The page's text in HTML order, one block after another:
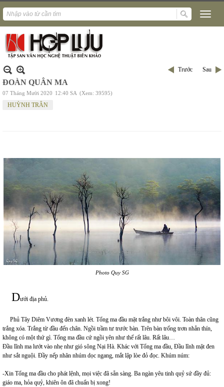
Trước Sau
ĐOÀN QUÂN MA
07 Tháng Mười 2020 12:40 SA (Xem: 39595)
HUỲNH TRÂN
Photo Quy SG
Dưới địa phủ.
Phủ Tây Diêm Vương đèn xanh lét. Tổng ma đầu mặt trắng như bôi vôi. Toàn thân cũng
trắng xóa. Trắng từ đầu đến chân. Ngồi trầm tư trước bàn. Trên bàn trống trơn nhẵn thín,
không có một thứ gì. Tổng ma đầu cứ ngồi yên như thế rất lâu. Rất lâu…
Đầu lĩnh ma lướt vào nhẹ như gió sông Nại Hà. Khác với Tổng ma đầu, Đầu lĩnh mặt đen
như sắt nguội. Đầy nếp nhăn nhúm dọc ngang, mắt lập lòe đỏ đọc. Khúm núm:
-Xin Tổng ma đầu cho phát lệnh, mọi việc đã sẵn sàng. Ba ngàn yêu tinh quỷ sứ đầy đủ:
giáo ma, hỏa quỷ, khiên ôn đã chuẩn bị xong!